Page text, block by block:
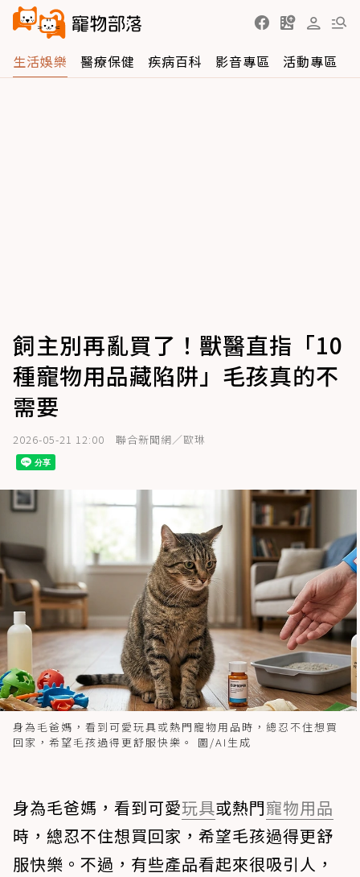
生活娛樂 醫療保健 疾病百科 影音專區 活動專區
飼主別再亂買了！獸醫直指「10
種寵物用品藏陷阱」毛孩真的不
需要
2026-05-21 12:00 聯合新聞網／歐琳
身為毛爸媽，看到可愛玩具或熱門寵物用品時，總忍不住想買
回家，希望毛孩過得更舒服快樂。 圖/AI生成
身為毛爸媽，看到可愛玩具或熱門寵物用品
時，總忍不住想買回家，希望毛孩過得更舒
服快樂。不過，有些產品看起來很吸引人，